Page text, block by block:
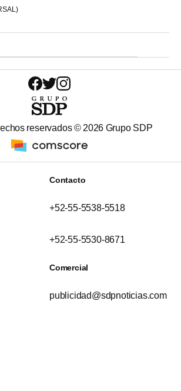
reservados © 2026 Grupo SDP
Contacto
+52-55-5538-5518
+52-55-5530-8671
Comercial
publicidad@sdpnoticias.com